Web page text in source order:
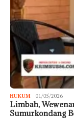
HUKUM 01/05/2026
Limbah,
Sumurkondang